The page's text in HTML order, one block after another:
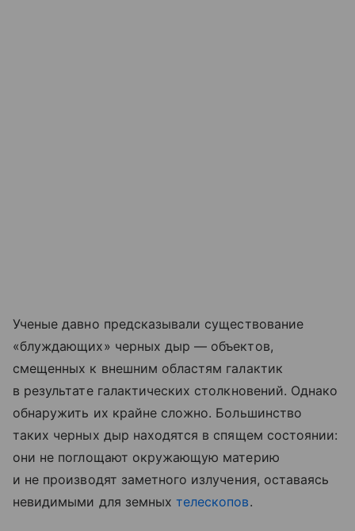
Ученые давно предсказывали существование
«блуждающих» черных дыр — объектов,
смещенных к внешним областям галактик
в результате галактических столкновений. Однако
обнаружить их крайне сложно. Большинство
таких черных дыр находятся в спящем состоянии:
они не поглощают окружающую материю
и не производят заметного излучения, оставаясь
невидимыми для земныхтелескопов.